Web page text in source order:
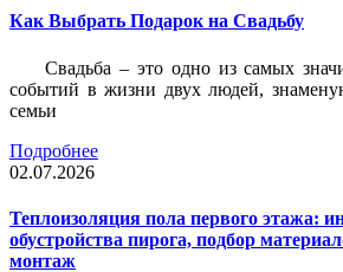
Как Выбрать Подарок на Свадьбу
Свадьба – это одно из самых
событий в жизни двух людей,
семьи
Подробнее
02.07.2026
Теплоизоляция пола первого этажа:
обустройства пирога, подбор
монтаж